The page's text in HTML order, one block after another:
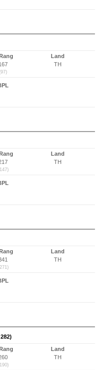
Land
TH
Land
TH
Land
TH
Land
TH